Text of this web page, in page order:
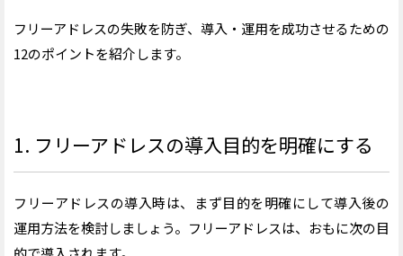
フリーアドレスの失敗を防ぎ、導入・運用を成功させるための
12のポイントを紹介します。
1. フリーアドレスの導入目的を明確にする
フリーアドレスの導入時は、まず目的を明確にして導入後の
運用方法を検討しましょう。フリーアドレスは、おもに次の目